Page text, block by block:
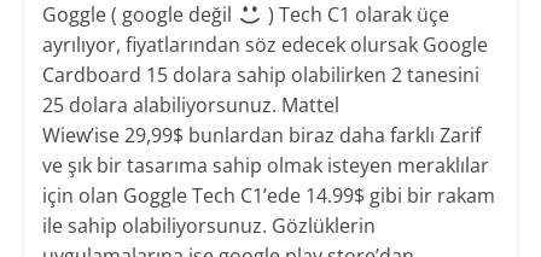
Goggle ( google değil
) Tech C1 olarak üçe
ayrılıyor, fiyatlarından söz edecek olursak Google
Cardboard 15 dolara sahip olabilirken 2 tanesini
25 dolara alabiliyorsunuz. Mattel
Wiew’ise 29,99$ bunlardan biraz daha farklı Zarif
ve şık bir tasarıma sahip olmak isteyen meraklılar
için olan Goggle Tech C1’ede 14.99$ gibi bir rakam
ile sahip olabiliyorsunuz. Gözlüklerin